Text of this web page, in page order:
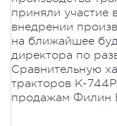
приняли участие
внедрении
на ближайшее
директора по
Сравнительную
тракторов К-
продажам Филин